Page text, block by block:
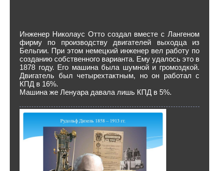
Инженер Николаус Отто создал вместе с Лангеном
фирму по производству двигателей выходца из
Бельгии. При этом немецкий инженер вел работу по
созданию собственного варианта. Ему удалось это в
1878 году. Его машина была шумной и громоздкой.
Двигатель был четырехтактным, но он работал с
КПД в 16%.
Машина же Ленуара давала лишь КПД в 5%.